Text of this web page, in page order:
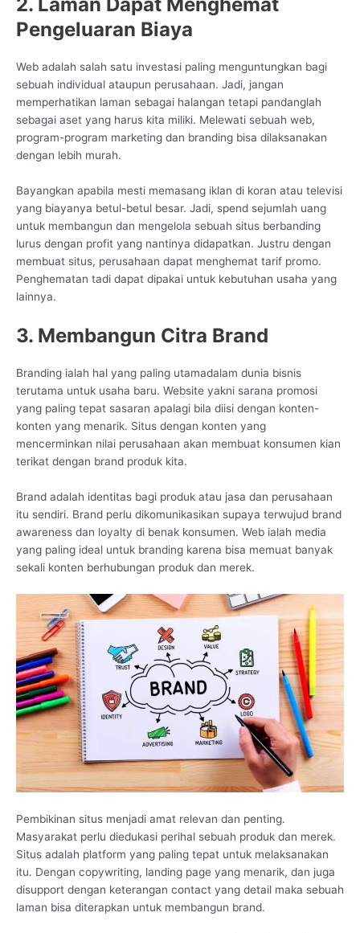
Pengeluaran Biaya
Web adalah salah satu investasi paling menguntungkan bagi
sebuah individual ataupun perusahaan. Jadi, jangan
memperhatikan laman sebagai halangan tetapi pandanglah
sebagai aset yang harus kita miliki. Melewati sebuah web,
program-program marketing dan branding bisa dilaksanakan
dengan lebih murah.
Bayangkan apabila mesti memasang iklan di koran atau televisi
yang biayanya betul-betul besar. Jadi, spend sejumlah uang
untuk membangun dan mengelola sebuah situs berbanding
lurus dengan profit yang nantinya didapatkan. Justru dengan
membuat situs, perusahaan dapat menghemat tarif promo.
Penghematan tadi dapat dipakai untuk kebutuhan usaha yang
lainnya.
3. Membangun Citra Brand
Branding ialah hal yang paling utamadalam dunia bisnis
terutama untuk usaha baru. Website yakni sarana promosi
yang paling tepat sasaran apalagi bila diisi dengan konten-
konten yang menarik. Situs dengan konten yang
mencerminkan nilai perusahaan akan membuat konsumen kian
terikat dengan brand produk kita.
Brand adalah identitas bagi produk atau jasa dan perusahaan
itu sendiri. Brand perlu dikomunikasikan supaya terwujud brand
awareness dan loyalty di benak konsumen. Web ialah media
yang paling ideal untuk branding karena bisa memuat banyak
sekali konten berhubungan produk dan merek.
Pembikinan situs menjadi amat relevan dan penting.
Masyarakat perlu diedukasi perihal sebuah produk dan merek.
Situs adalah platform yang paling tepat untuk melaksanakan
itu. Dengan copywriting, landing page yang menarik, dan juga
disupport dengan keterangan contact yang detail maka sebuah
laman bisa diterapkan untuk membangun brand.